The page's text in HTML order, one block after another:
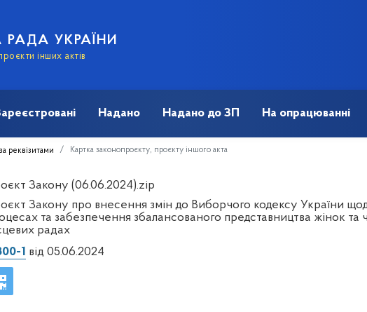
РАДА УКРАЇНИ
інших актів
Надано Надано до ЗП На опрацюванні
реквізитами Картка законопроєкту, проєкту іншого акта
Закону (06.06.2024).zip
Закону про внесення змін до Виборчого кодексу України
та забезпечення збалансованого представництва жінок та
радах
1 від 05.06.2024